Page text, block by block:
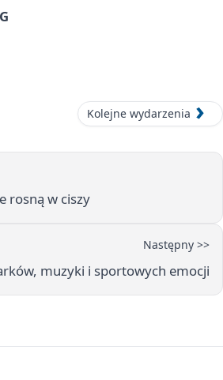
Kolejne wydarzenia
rosną w ciszy
Następny >>
muzyki i sportowych emocji